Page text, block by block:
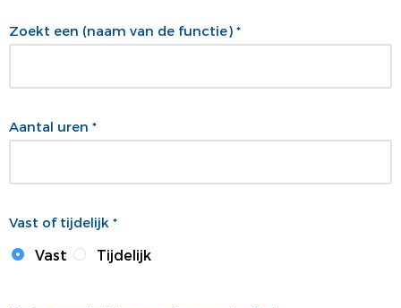
Zoekt een (naam van de functie) *
Aantal uren *
Vast of tijdelijk *
Vast Tijdelijk